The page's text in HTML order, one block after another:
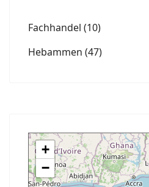
Fachhandel (10)
Hebammen (47)
+
−